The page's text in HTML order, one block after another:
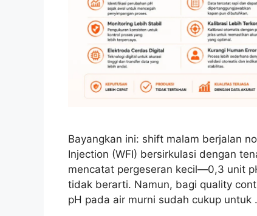
Bayangkan ini: shift malam berjalan
Injection (WFI) bersirkulasi dengan
mencatat pergeseran kecil—0,3 unit
tidak berarti. Namun, bagi quality
pH pada air murni sudah cukup untuk